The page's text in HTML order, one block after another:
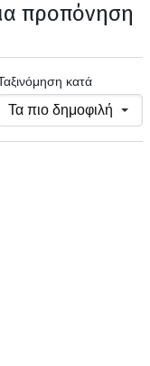
προπόνηση
κατά